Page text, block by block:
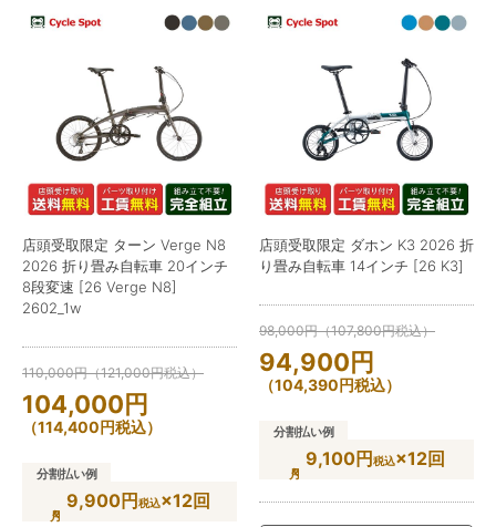
店頭受取限定 ターン Verge N8
2026 折り畳み自転車 20インチ
8段変速 [26 Verge N8]
2602_1w
110,000円（121,000円税込）
104,000円
（114,400円税込）
分割払い例
9,900円税込×12回
店頭受取限定 ダホン K3 2026 折
り畳み自転車 14インチ [26 K3]
98,000円（107,800円税込）
94,900円
（104,390円税込）
分割払い例
9,100円税込×12回